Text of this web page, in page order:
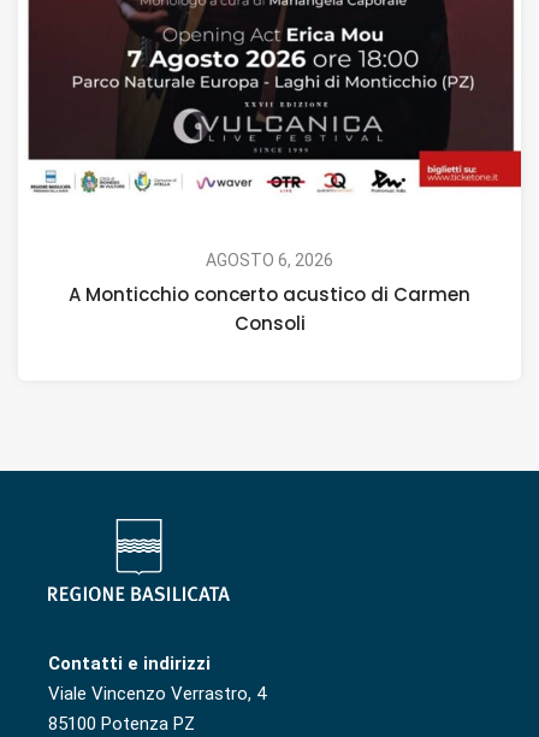
AGOSTO 6, 2026
A Monticchio concerto acustico di Carmen
Consoli
Contatti e indirizzi
Viale Vincenzo Verrastro, 4
85100 Potenza PZ